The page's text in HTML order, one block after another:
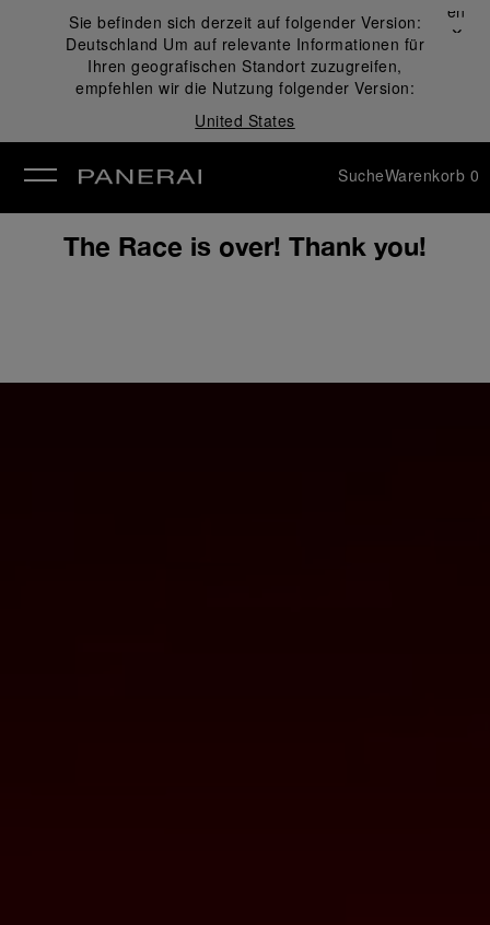
Sie befinden sich derzeit auf folgender Version:
Deutschland Um auf relevante Informationen für
Ihren geografischen Standort zuzugreifen,
empfehlen wir die Nutzung folgender Version:
United States
Schließen
✕
SucheWarenkorb 0
The Race is over! Thank you!